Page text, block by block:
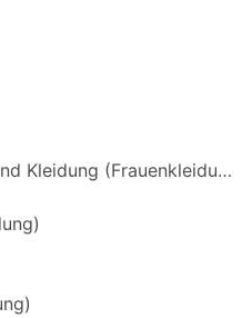
Kleidung (Frauenkleidung)